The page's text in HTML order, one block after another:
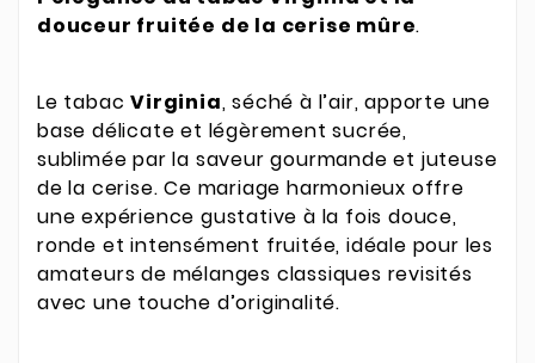
douceur fruitée de la cerise mûre.
Le tabacVirginia, séché à l’air, apporte une
base délicate et légèrement sucrée,
sublimée par la saveur gourmande et juteuse
de la cerise. Ce mariage harmonieux offre
une expérience gustative à la fois douce,
ronde et intensément fruitée, idéale pour les
amateurs de mélanges classiques revisités
avec une touche d’originalité.